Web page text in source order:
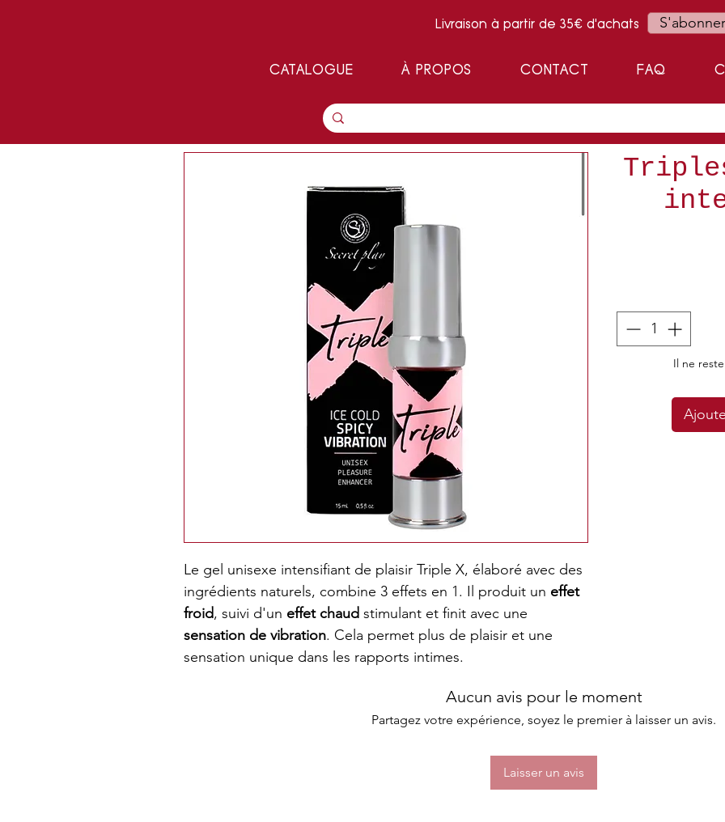
Livraison à partir de 35€ d'achats S'abonner
Le gel unisexe intensifiant de plaisir Triple X, élaboré avec des
ingrédients naturels, combine 3 effets en 1. Il produit un effet
froid, suivi d'un effet chaud stimulant et finit avec une
sensation de vibration. Cela permet plus de plaisir et une
sensation unique dans les rapports intimes.
massant doucement. Laisser agir pendant quelques minutes
et laissez vous portez par les différentes sensations.
Il ne
Aucun avis pour le moment
Partagez votre expérience, soyez le premier à laisser un avis.
Laisser un avis
CATALOGUE À PROPOS CONTACT FAQ